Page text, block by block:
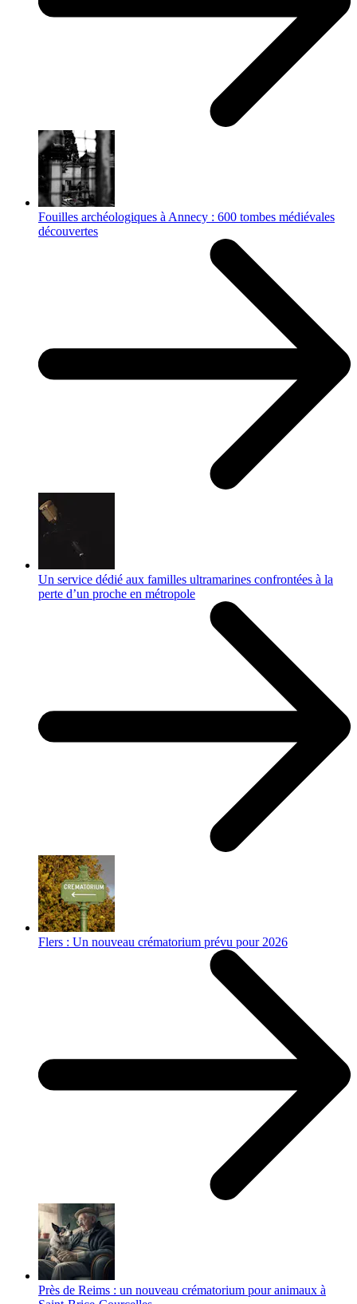
Fouilles archéologiques à Annecy : 600 tombes médiévales
découvertes
Un service dédié aux familles ultramarines confrontées à la
perte d’un proche en métropole
Flers : Un nouveau crématorium prévu pour 2026
Près de Reims : un nouveau crématorium pour animaux à